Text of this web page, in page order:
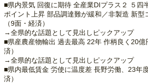
■県内景気 回復に期待 全産業DIプラス２ ５四
ポイント上昇 部品調達難が緩和／非製造 新型
（9面・経済）
→全県的な話題として見出しピックアップ
■県産農産物輸出 過去最高 22年 作柄良く20億
済）
→全県的な話題として見出しピックアップ
■県内最低賃金 労使に温度差 長野労働、23年
済）